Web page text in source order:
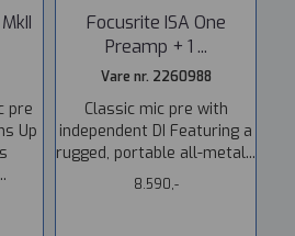
pre
Up
Focusrite ISA One
Preamp + 1 ...
Vare nr. 2260988
Classic mic pre with
independent DI Featuring a
rugged, portable all-metal...
8.590,-